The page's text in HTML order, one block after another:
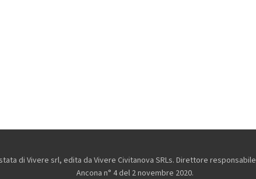
di Vivere srl, edita da Vivere Civitanova SRLs. Direttore responsabile
Ancona n° 4 del 2 novembre 2020.